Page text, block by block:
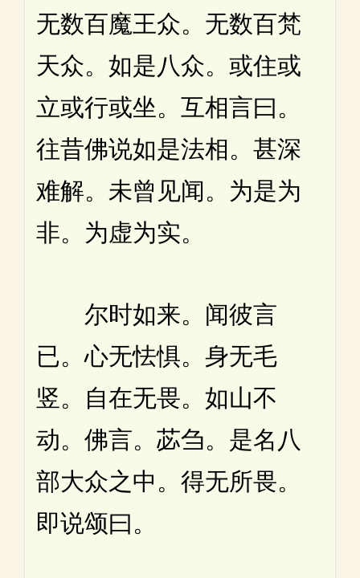
无数百魔王众。无数百梵
天众。如是八众。或住或
立或行或坐。互相言曰。
往昔佛说如是法相。甚深
难解。未曾见闻。为是为
非。为虚为实。
尔时如来。闻彼言
已。心无怯惧。身无毛
竖。自在无畏。如山不
动。佛言。苾刍。是名八
部大众之中。得无所畏。
即说颂曰。